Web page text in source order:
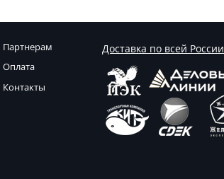
Партнерам
Оплата
Контакты
Доставка по всей России